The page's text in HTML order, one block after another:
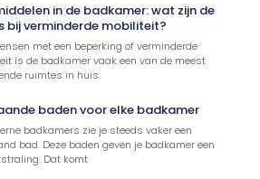
in de badkamer: wat zijn de
bij verminderde mobiliteit?
met een beperking of verminderde
is de badkamer vaak een van de meest
ruimtes in huis.
baden voor elke badkamer
badkamers zie je steeds vaker een
bad. Deze baden geven je badkamer een
Dat komt